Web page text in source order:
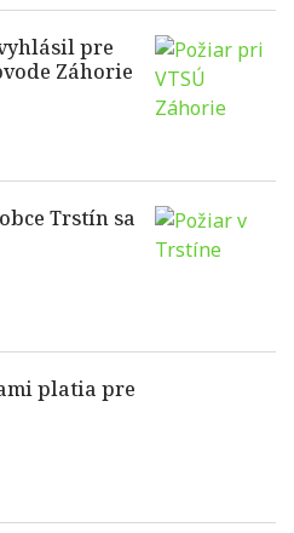
pre
Záhorie
Trstín sa
platia pre